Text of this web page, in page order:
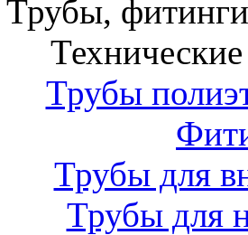
Трубы,
Трубы
Трубы для
Трубы для